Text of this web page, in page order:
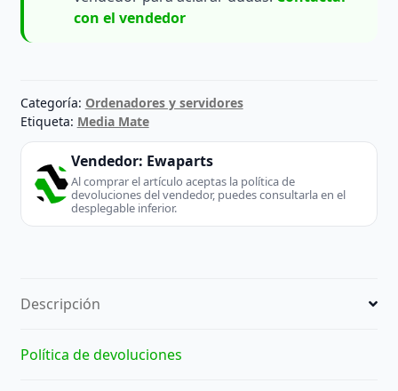
con el vendedor
Categoría: Ordenadores y servidores
Etiqueta: Media Mate
Vendedor: Ewaparts
Al comprar el artículo aceptas la política de
devoluciones del vendedor, puedes consultarla en el
desplegable inferior.
Descripción
Política de devoluciones